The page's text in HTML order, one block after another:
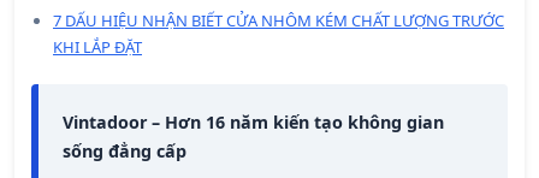
7 DẤU HIỆU NHẬN BIẾT CỬA NHÔM KÉM CHẤT LƯỢNG TRƯỚC
KHI LẮP ĐẶT
Vintadoor – Hơn 16 năm kiến tạo không gian
sống đẳng cấp